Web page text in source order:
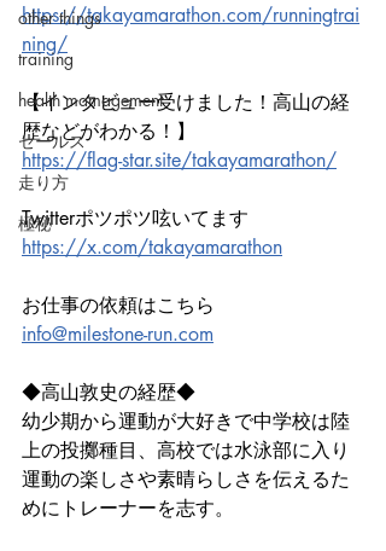
other things
training
health mamagement
セールス
走り方
極秘
https://takayamarathon.com/runningtrai
ning/
【インタビュー受けました！高山の経
歴などがわかる！】
https://flag-star.site/takayamarathon/
Twitterポツポツ呟いてます
https://x.com/takayamarathon
お仕事の依頼はこちら
info@milestone-run.com
◆高山敦史の経歴◆
幼少期から運動が大好きで中学校は陸
上の投擲種目、高校では水泳部に入り
運動の楽しさや素晴らしさを伝えるた
めにトレーナーを志す。